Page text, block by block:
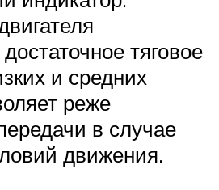
тяговое
и средних
реже
в случае
движения.